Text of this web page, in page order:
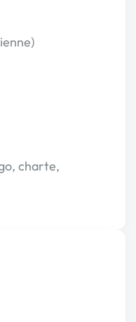
charte,